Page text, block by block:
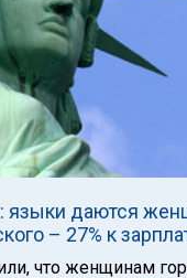
языки даются
– 27% к
что женщинам